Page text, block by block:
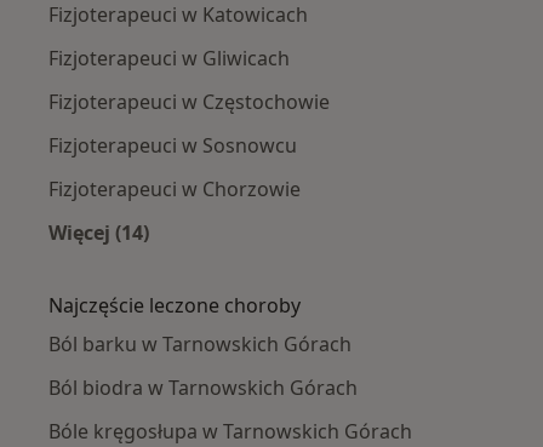
Fizjoterapeuci w Katowicach
Fizjoterapeuci w Gliwicach
Fizjoterapeuci w Częstochowie
Fizjoterapeuci w Sosnowcu
Fizjoterapeuci w Chorzowie
Więcej (14)
Najczęście leczone choroby
Ból barku w Tarnowskich Górach
Ból biodra w Tarnowskich Górach
Bóle kręgosłupa w Tarnowskich Górach